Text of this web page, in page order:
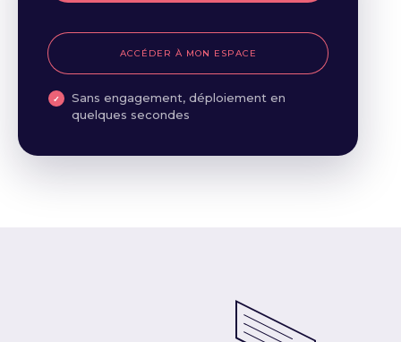
ACCÉDER À MON ESPACE
Sans engagement, déploiement en
quelques secondes